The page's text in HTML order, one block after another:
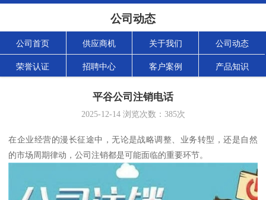
公司动态
公司首页 供应商机 关于我们 公司动态
荣誉认证 招聘中心 客户案例 产品知识
平谷公司注销电话
2025-12-14浏览次数： 385次
在企业经营的漫长征途中，无论是战略调整、业务转型，还是自然
的市场周期律动，公司注销都是可能面临的重要环节。